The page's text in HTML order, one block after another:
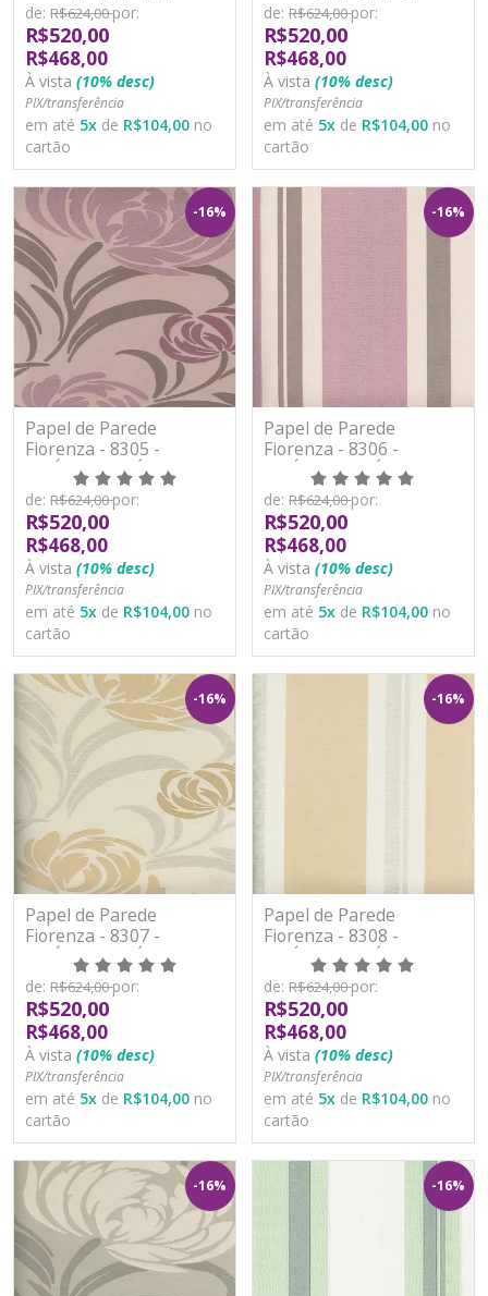
de: R$624,00por:
R$520,00
R$468,00
À vista (10% desc)
PIX/transferência
em até 5x de R$104,00 no
cartão
de: R$624,00por:
R$520,00
R$468,00
À vista (10% desc)
PIX/transferência
em até 5x de R$104,00 no
cartão
-16%
Papel de Parede
Fiorenza - 8305 -
VINÍLICO LAVÁVEL
de: R$624,00por:
R$520,00
R$468,00
À vista (10% desc)
PIX/transferência
em até 5x de R$104,00 no
cartão
-16%
Papel de Parede
Fiorenza - 8306 -
VINÍLICO LAVÁVEL
de: R$624,00por:
R$520,00
R$468,00
À vista (10% desc)
PIX/transferência
em até 5x de R$104,00 no
cartão
-16%
Papel de Parede
Fiorenza - 8307 -
VINÍLICO LAVÁVEL
de: R$624,00por:
R$520,00
R$468,00
À vista (10% desc)
PIX/transferência
em até 5x de R$104,00 no
cartão
-16%
Papel de Parede
Fiorenza - 8308 -
VINÍLICO LAVÁVEL
de: R$624,00por:
R$520,00
R$468,00
À vista (10% desc)
PIX/transferência
em até 5x de R$104,00 no
cartão
-16% -16%